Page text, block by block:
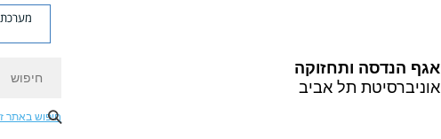
אגף הנדסה ותחזוקה
אוניברסיטת תל אביב
מערכת
חיפוש באתר